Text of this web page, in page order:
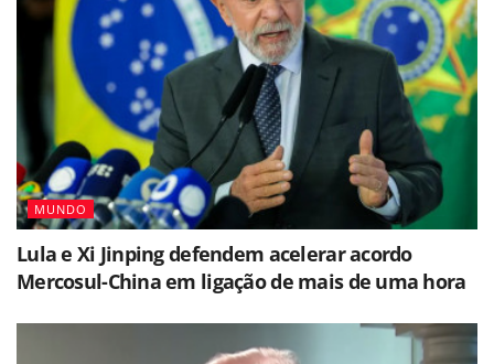
MUNDO
Lula e Xi Jinping defendem acelerar acordo
Mercosul-China em ligação de mais de uma hora